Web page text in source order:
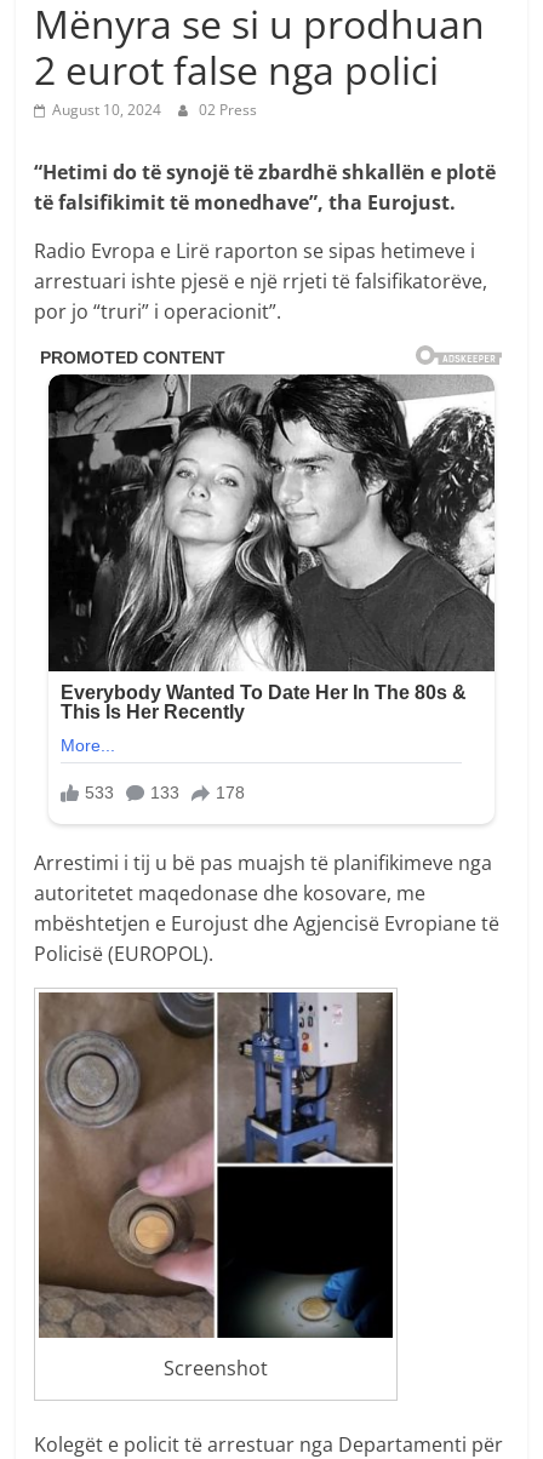
Mënyra se si u prodhuan
2 eurot false nga polici
August 10, 2024 02 Press
“Hetimi do të synojë të zbardhë shkallën e plotë
të falsifikimit të monedhave”, tha Eurojust.
Radio Evropa e Lirë raporton se sipas hetimeve i
arrestuari ishte pjesë e një rrjeti të falsifikatorëve,
por jo “truri” i operacionit”.
Arrestimi i tij u bë pas muajsh të planifikimeve nga
autoritetet maqedonase dhe kosovare, me
mbështetjen e Eurojust dhe Agjencisë Evropiane të
Policisë (EUROPOL).
Screenshot
Kolegët e policit të arrestuar nga Departamenti për